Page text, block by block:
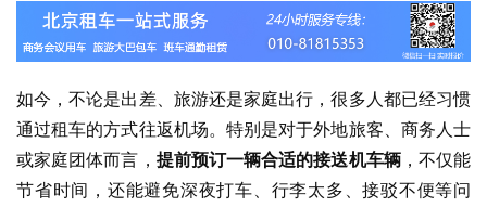
如今，不论是出差、旅游还是家庭出行，很多人都已经习惯
通过租车的方式往返机场。特别是对于外地旅客、商务人士
或家庭团体而言， 提前预订一辆合适的接送机车辆，不仅能
节省时间，还能避免深夜打车、行李太多、接驳不便等问